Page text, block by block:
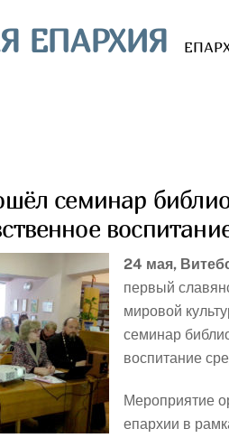
ЕПАРХИЯ
семинар
24 мая,
первый
мировой
семинар
воспитание
Мероприятие
епархии в